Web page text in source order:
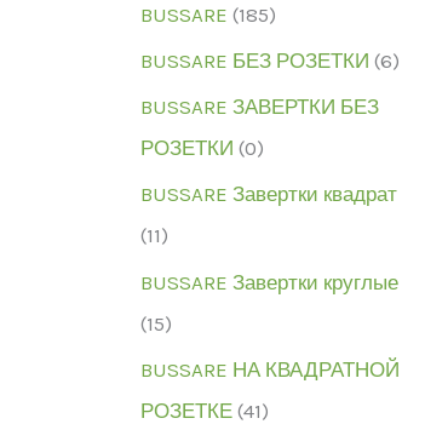
BUSSARE (185)
BUSSARE БЕЗ РОЗЕТКИ (6)
BUSSARE ЗАВЕРТКИ БЕЗ
РОЗЕТКИ (0)
BUSSARE Завертки квадрат
(11)
BUSSARE Завертки круглые
(15)
BUSSARE НА КВАДРАТНОЙ
РОЗЕТКЕ (41)